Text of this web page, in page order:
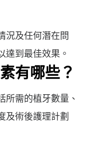
況及任何潛在問
達到最佳效果。
有哪些？
所需的植牙數量、
及術後護理計劃